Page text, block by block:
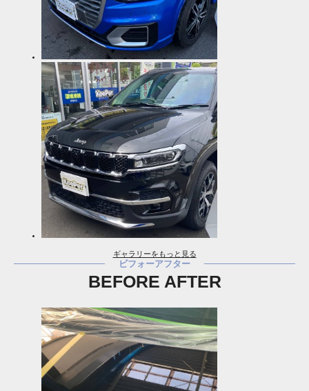
ギャラリーをもっと見る
ビフォーアフター
BEFORE AFTER